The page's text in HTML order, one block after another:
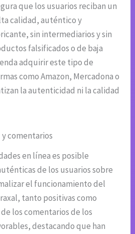
que los usuarios reciban un
calidad, auténtico y
sin intermediarios y sin
falsificados o de baja
adquirir este tipo de
como Amazon, Mercadona o
la autenticidad ni la calidad
y comentarios
en línea es posible
de los usuarios sobre
el funcionamiento del
tanto positivas como
los comentarios de los
destacando que han